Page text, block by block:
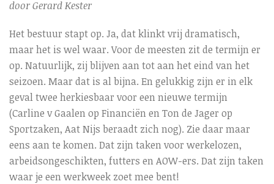
door Gerard Kester
Het bestuur stapt op. Ja, dat klinkt vrij dramatisch,
maar het is wel waar. Voor de meesten zit de termijn er
op. Natuurlijk, zij blijven aan tot aan het eind van het
seizoen. Maar dat is al bijna. En gelukkig zijn er in elk
geval twee herkiesbaar voor een nieuwe termijn
(Carline v Gaalen op Financiën en Ton de Jager op
Sportzaken, Aat Nijs beraadt zich nog). Zie daar maar
eens aan te komen. Dat zijn taken voor werkelozen,
arbeidsongeschikten, futters en AOW-ers. Dat zijn taken
waar je een werkweek zoet mee bent!